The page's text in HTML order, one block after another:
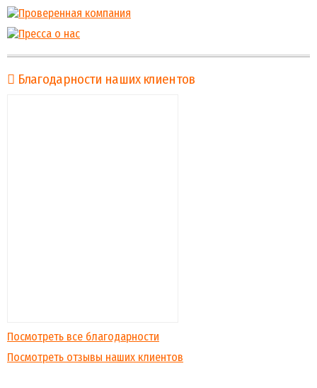
Благодарности наших клиентов
Посмотреть все благодарности
Посмотреть отзывы наших клиентов